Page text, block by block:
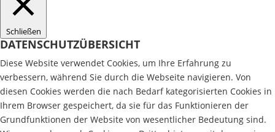
Schließen
DATENSCHUTZÜBERSICHT
Diese Website verwendet Cookies, um Ihre Erfahrung zu
verbessern, während Sie durch die Webseite navigieren. Von
diesen Cookies werden die nach Bedarf kategorisierten Cookies in
Ihrem Browser gespeichert, da sie für das Funktionieren der
Grundfunktionen der Website von wesentlicher Bedeutung sind.